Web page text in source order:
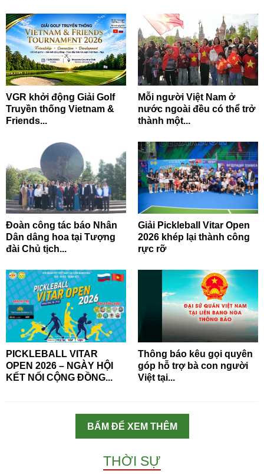
VGR khởi động Giải Golf
Truyền thống Vietnam &
Friends...
Mỗi người Việt Nam ở
nước ngoài đều có thể trở
thành một...
Đoàn công tác báo Nhân
Dân dâng hoa tại Tượng
đài Chủ tịch...
Giải Pickleball Vitar Open
2026 khép lại thành công
rực rỡ
PICKLEBALL VITAR
OPEN 2026 – NGÀY HỘI
KẾT NỐI CỘNG ĐỒNG...
Thông báo kêu gọi quyên
góp hỗ trợ bà con người
Việt tại...
BẤM ĐỂ XEM THÊM
THỜI SỰ